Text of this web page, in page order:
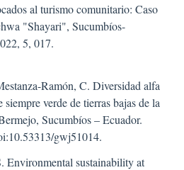
al turismo comunitario: Caso
"Shayari", Sucumbíos-
5, 017.
Ramón, C. Diversidad alfa
verde de tierras bajas de la
Sucumbíos – Ecuador.
gwj51014.
Environmental sustainability at